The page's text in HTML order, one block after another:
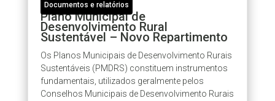
Documentos e relatórios
Plano Municipal de
Desenvolvimento Rural
Sustentável – Novo Repartimento
Os Planos Municipais de Desenvolvimento Rurais
Sustentáveis (PMDRS) constituem instrumentos
fundamentais, utilizados geralmente pelos
Conselhos Municipais de Desenvolvimento Rurais